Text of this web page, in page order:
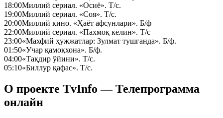
18:00Миллий сериал. «Осиё». Т/с.
19:00Миллий сериал. «Соя». Т/с.
20:00Миллий кино. «Ҳаёт афсунлари». Б/ф
22:00Миллий сериал. «Пахмоқ келин». Т/с
23:00«Махфий ҳужжатлар: Зулмат тушганда». Б/ф.
01:50«Учар қамоқхона». Б/ф.
04:00«Тақдир ўйини». Т/с.
05:10«Биллур қафас». Т/с.
О проекте TvInfo — Телепрограмма
онлайн